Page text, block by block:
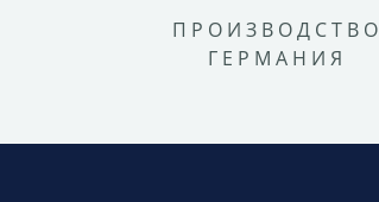
ПРОИЗВОДСТВО
ГЕРМАНИЯ